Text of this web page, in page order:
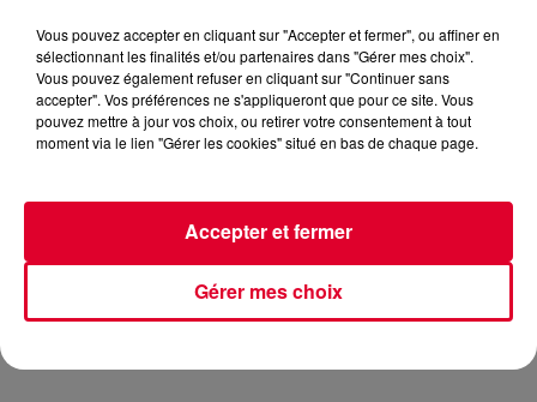
Vous pouvez accepter en cliquant sur "Accepter et fermer", ou affiner en
sélectionnant les finalités et/ou partenaires dans "Gérer mes choix".
Vous pouvez également refuser en cliquant sur "Continuer sans
accepter". Vos préférences ne s'appliqueront que pour ce site. Vous
pouvez mettre à jour vos choix, ou retirer votre consentement à tout
moment via le lien "Gérer les cookies" situé en bas de chaque page.
Gérer mes choix
Accepter et fermer